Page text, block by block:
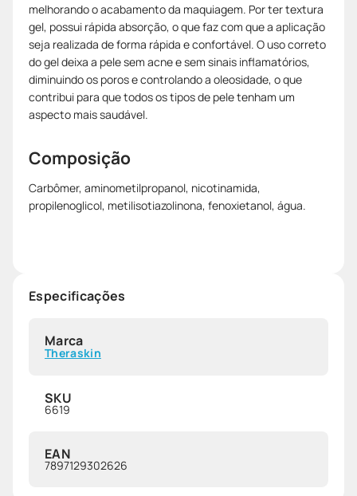
melhorando o acabamento da maquiagem. Por ter textura
gel, possui rápida absorção, o que faz com que a aplicação
seja realizada de forma rápida e confortável. O uso correto
do gel deixa a pele sem acne e sem sinais inflamatórios,
diminuindo os poros e controlando a oleosidade, o que
contribui para que todos os tipos de pele tenham um
aspecto mais saudável.
Composição
Carbômer, aminometilpropanol, nicotinamida,
propilenoglicol, metilisotiazolinona, fenoxietanol, água.
Especificações
Marca
Theraskin
SKU
6619
EAN
7897129302626